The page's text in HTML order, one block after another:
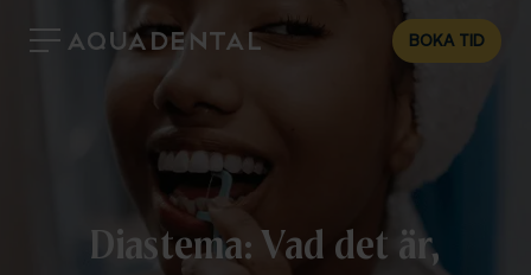
BOKA TID
Diastema: Vad det är,